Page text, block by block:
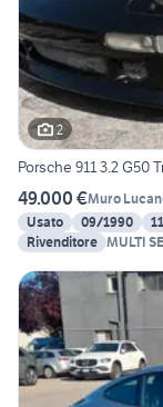
2
Porsche 911 3.2 G50
49.000 €Muro
Usato
09/1990
Rivenditore MULTI